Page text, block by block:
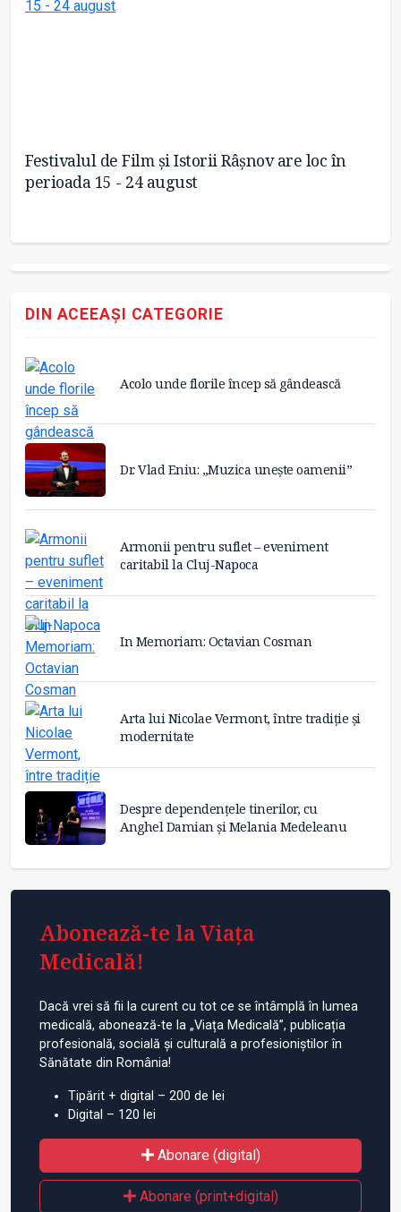
Festivalul de Film și Istorii Râșnov are loc în
perioada 15 - 24 august
DIN ACEEAȘI CATEGORIE
Acolo unde florile încep să gândească
Dr. Vlad Eniu: „Muzica unește oamenii”
Armonii pentru suflet – eveniment
caritabil la Cluj-Napoca
In Memoriam: Octavian Cosman
Arta lui Nicolae Vermont, între tradiție și
modernitate
Despre dependențele tinerilor, cu
Anghel Damian și Melania Medeleanu
Abonează-te la Viața
Medicală!
Dacă vrei să fii la curent cu tot ce se întâmplă în lumea
medicală, abonează-te la „Viața Medicală”, publicația
profesională, socială și culturală a profesioniștilor în
Sănătate din România!
Tipărit + digital – 200 de lei
Digital – 120 lei
Abonare (digital)
Abonare (print+digital)